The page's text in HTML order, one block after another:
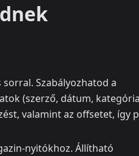
Szabályozhatod a
(szerző, dátum,
valamint az offsetet, így
nyitókhoz. Állítható